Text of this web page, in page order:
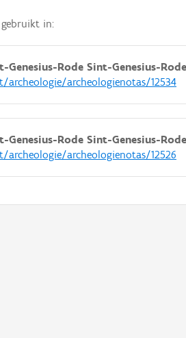
in:
Genesius-Rode Sint-Genesius-
archeologienotas/12534
Genesius-Rode Sint-Genesius-
archeologienotas/12526